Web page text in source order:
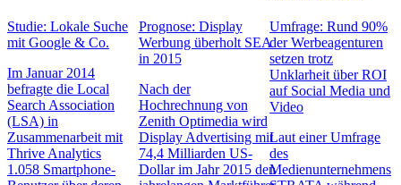
Studie: Lokale Suche
mit Google & Co.
Im Januar 2014
befragte die Local
Search Association
(LSA) in
Zusammenarbeit mit
Thrive Analytics
1.058 Smartphone-
Prognose: Display
Werbung überholt SEA
in 2015
Nach der
Hochrechnung von
Zenith Optimedia wird
Display Advertising mit
74,4 Milliarden US-
Dollar im Jahr 2015 den
Umfrage: Rund 90%
der Werbeagenturen
setzen trotz
Unklarheit über ROI
auf Social Media und
Video
Laut einer Umfrage
des
Medienunternehmens